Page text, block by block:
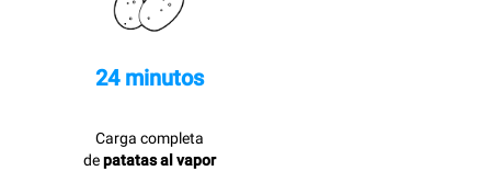
24 minutos
Carga completa
depatatas al vapor